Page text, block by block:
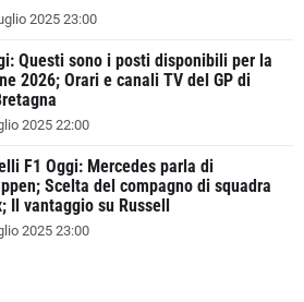
2025 23:00
Questi sono i posti disponibili per la
2026; Orari e canali TV del GP di
2025 22:00
F1 Oggi: Mercedes parla di
Scelta del compagno di squadra
Il vantaggio su Russell
2025 23:00